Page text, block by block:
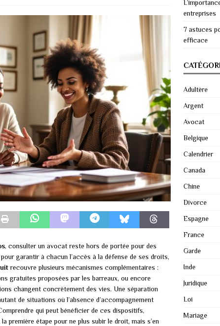
, consulter un avocat reste hors de portée pour des
garantir à chacun l’accès à la défense de ses droits,
recouvre plusieurs mécanismes complémentaires :
gratuites proposées par les barreaux, ou encore
changent concrètement des vies. Une séparation
de situations où l’absence d’accompagnement
qui peut bénéficier de ces dispositifs,
première étape pour ne plus subir le droit, mais s’en
entreprises
7 astuces
efficace
Adultère
Argent
Avocat
Belgique
Calendrier
Canada
Chine
Divorce
Espagne
France
Garde
Inde
Juridique
Loi
Mariage